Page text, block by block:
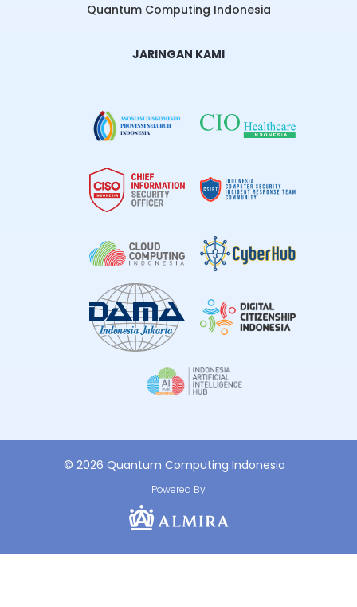
Quantum Computing Indonesia
JARINGAN KAMI
© 2026 Quantum Computing Indonesia
Powered By